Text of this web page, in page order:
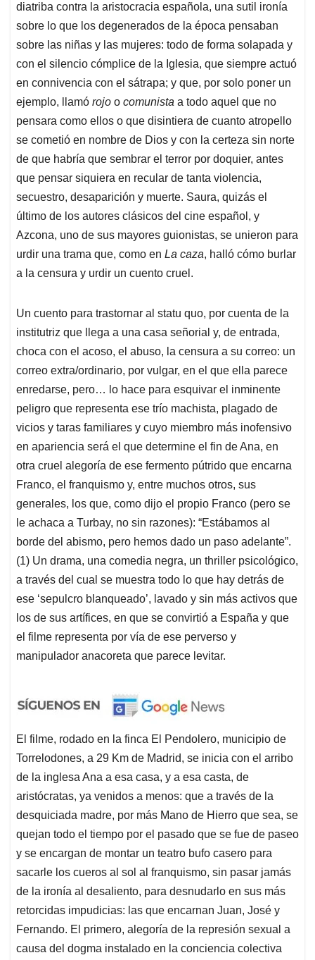
diatriba contra la aristocracia española, una sutil ironía
sobre lo que los degenerados de la época pensaban
sobre las niñas y las mujeres: todo de forma solapada y
con el silencio cómplice de la Iglesia, que siempre actuó
en connivencia con el sátrapa; y que, por solo poner un
ejemplo, llamó rojo o comunista a todo aquel que no
pensara como ellos o que disintiera de cuanto atropello
se cometió en nombre de Dios y con la certeza sin norte
de que habría que sembrar el terror por doquier, antes
que pensar siquiera en recular de tanta violencia,
secuestro, desaparición y muerte. Saura, quizás el
último de los autores clásicos del cine español, y
Azcona, uno de sus mayores guionistas, se unieron para
urdir una trama que, como en La caza, halló cómo burlar
a la censura y urdir un cuento cruel.
Un cuento para trastornar al statu quo, por cuenta de la
institutriz que llega a una casa señorial y, de entrada,
choca con el acoso, el abuso, la censura a su correo: un
correo extra/ordinario, por vulgar, en el que ella parece
enredarse, pero… lo hace para esquivar el inminente
peligro que representa ese trío machista, plagado de
vicios y taras familiares y cuyo miembro más inofensivo
en apariencia será el que determine el fin de Ana, en
otra cruel alegoría de ese fermento pútrido que encarna
Franco, el franquismo y, entre muchos otros, sus
generales, los que, como dijo el propio Franco (pero se
le achaca a Turbay, no sin razones): “Estábamos al
borde del abismo, pero hemos dado un paso adelante”.
(1) Un drama, una comedia negra, un thriller psicológico,
a través del cual se muestra todo lo que hay detrás de
ese ‘sepulcro blanqueado’, lavado y sin más activos que
los de sus artífices, en que se convirtió a España y que
el filme representa por vía de ese perverso y
manipulador anacoreta que parece levitar.
El filme, rodado en la finca El Pendolero, municipio de
Torrelodones, a 29 Km de Madrid, se inicia con el arribo
de la inglesa Ana a esa casa, y a esa casta, de
aristócratas, ya venidos a menos: que a través de la
desquiciada madre, por más Mano de Hierro que sea, se
quejan todo el tiempo por el pasado que se fue de paseo
y se encargan de montar un teatro bufo casero para
sacarle los cueros al sol al franquismo, sin pasar jamás
de la ironía al desaliento, para desnudarlo en sus más
retorcidas impudicias: las que encarnan Juan, José y
Fernando. El primero, alegoría de la represión sexual a
causa del dogma instalado en la conciencia colectiva